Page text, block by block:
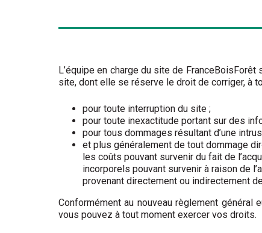
L’équipe en charge du site de
site, dont elle se réserve le droit de corriger, à
pour toute interruption du site ;
pour toute inexactitude portant sur des
pour tous dommages résultant d’une
et plus généralement de tout dommage
les coûts pouvant survenir du fait de
incorporels pouvant survenir à raison de
provenant directement ou indirectement
Conformément au nouveau règlement
vous pouvez à tout moment exercer vos droits.